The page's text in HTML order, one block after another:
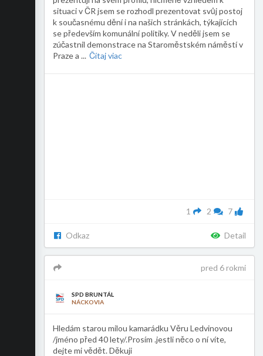
situaci v ČR jsem se rozhodl prezentovat svůj postoj
k současnému dění i na našich stránkách, týkajících
se především komunální politiky. V neděli jsem se
zúčastnil demonstrace na Staroměstském náměstí v
Praze a ... Čítaj viac
7
2
1
Odkaz Detail
pred 6 rokmi
SPD BRUNTÁL
NÁCKOVIA
Hledám starou milou kamarádku Věru Ledvinovou
/jméno před 40 lety/.Prosím .jestli něco o ní víte,
dejte mi vědět. Děkuji